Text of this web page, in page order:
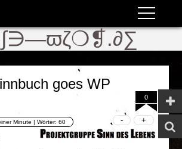
goes WP
0
Minute | Wörter:60